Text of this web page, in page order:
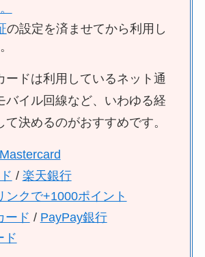
の設定を済ませてから利用し
ードは利用しているネット通
バイル回線など、いわゆる経
て決めるのがおすすめです。
/ 楽天銀行
ンクで+1000ポイント
ード / PayPay銀行
ド